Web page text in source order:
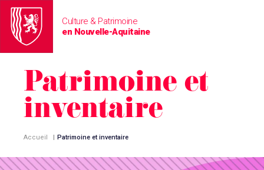
Culture & Patrimoine
en Nouvelle-Aquitaine
Patrimoine et
inventaire
Accueil | Patrimoine et inventaire